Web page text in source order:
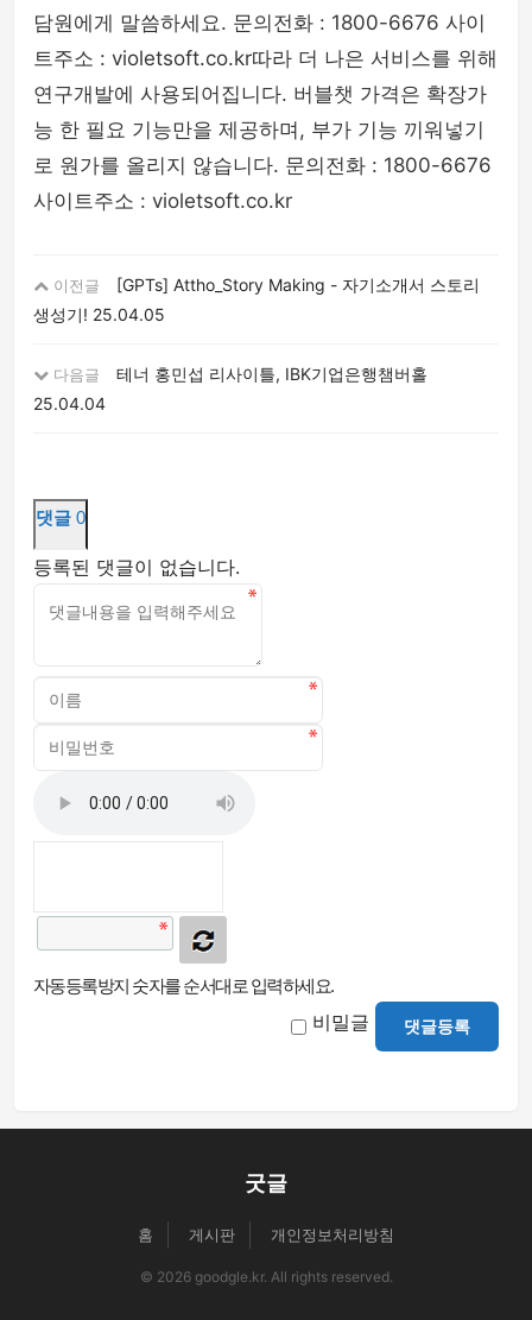
담원에게 말씀하세요. 문의전화 : 1800-6676 사이
트주소 : violetsoft.co.kr따라 더 나은 서비스를 위해
연구개발에 사용되어집니다. 버블챗 가격은 확장가
능 한 필요 기능만을 제공하며, 부가 기능 끼워넣기
로 원가를 올리지 않습니다. 문의전화 : 1800-6676
사이트주소 : violetsoft.co.kr
이전글
[GPTs] Attho_Story Making - 자기소개서 스토리
생성기! 25.04.05
다음글
테너 홍민섭 리사이틀, IBK기업은행챔버홀
25.04.04
댓글 0
등록된 댓글이 없습니다.
자동등록방지 숫자를 순서대로 입력하세요.
비밀글 댓글등록
굿글
홈 게시판 개인정보처리방침
© 2026 goodgle.kr. All rights reserved.